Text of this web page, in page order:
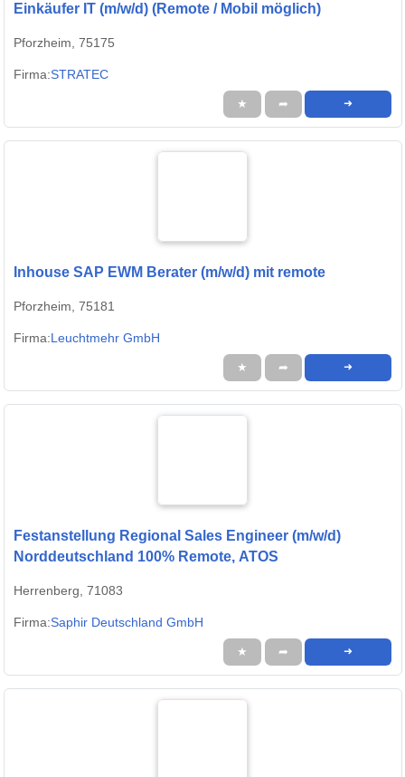
Einkäufer IT (m/w/d) (Remote / Mobil möglich)
Pforzheim, 75175
Firma:STRATEC
★ ➦ ➜
Inhouse SAP EWM Berater (m/w/d) mit remote
Pforzheim, 75181
Firma:Leuchtmehr GmbH
★ ➦ ➜
Festanstellung Regional Sales Engineer (m/w/d)
Norddeutschland 100% Remote, ATOS
Herrenberg, 71083
Firma:Saphir Deutschland GmbH
★ ➦ ➜